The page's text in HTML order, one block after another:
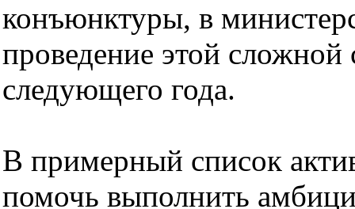
конъюнктуры, в
проведение этой сложной
следующего года.
В примерный список
помочь выполнить